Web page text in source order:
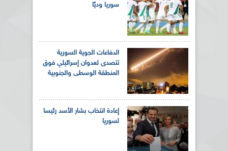
سوريا وديًا
الدفاعات الجوية السورية
تتصدى لعدوان إسرائيلي فوق
المنطقة الوسطى والجنوبية
إعادة انتخاب بشار الأسد رئيسا
لسوريا